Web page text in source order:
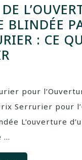
BLINDÉE
: CE
pour
Serrurier pour
L’ouverture